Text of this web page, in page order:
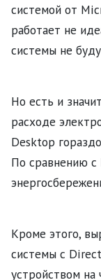
системой от
работает не
системы не
Но есть и
расходе
Desktop
По сравнению с
Кроме этого,
системы с
устройством